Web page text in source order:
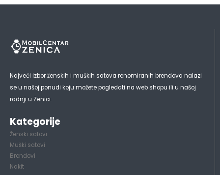
Najveći izbor ženskih i muških satova renomiranih brendova nalazi
se u našoj ponudi koju možete pogledati na web shopu ili u našoj
radnji u Zenici.
Kategorije
Ženski satovi
Muški satovi
Brendovi
Nakit